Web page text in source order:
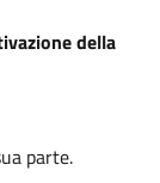
della
parte.